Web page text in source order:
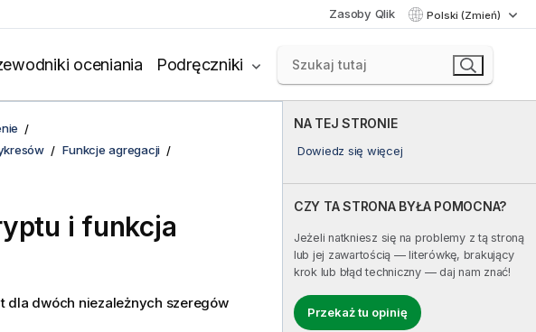
Zasoby Qlik Polski (Zmień)
oceniania Podręczniki
NA TEJ STRONIE
Dowiedz się więcej
CZY TA STRONA BYŁA POMOCNA?
Jeżeli natkniesz się na problemy z tą stroną
lub jej zawartością — literówkę, brakujący
krok lub błąd techniczny — daj nam znać!
Przekaż tu opinię
Funkcje agregacji
i funkcja
dwóch niezależnych szeregów